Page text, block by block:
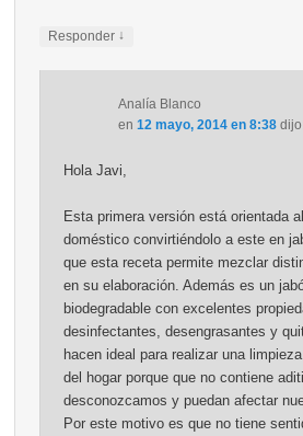
Responder ↓
Analía Blanco
en 12 mayo, 2014 en 8:38
Hola Javi,
Esta primera versión está orientada
doméstico convirtiéndolo a este en
que esta receta permite mezclar
en su elaboración. Además es un
biodegradable con excelentes
desinfectantes, desengrasantes y
hacen ideal para realizar una
del hogar porque que no contiene
desconozcamos y puedan afectar
Por este motivo es que no tiene